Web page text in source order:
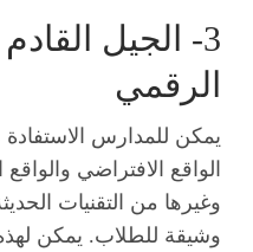
3- الجيل
الرقمي
يمكن للمدارس الاستفادة
الواقع الافتراضي
وغيرها من التقنيات
وشيقة للطلاب. يمكن لهذه